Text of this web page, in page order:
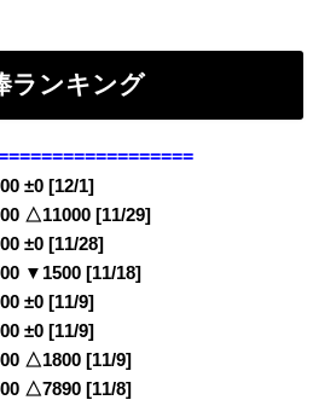
ランキング
±0 [12/1]
△11000 [11/29]
±0 [11/28]
▼1500 [11/18]
±0 [11/9]
±0 [11/9]
△1800 [11/9]
△7890 [11/8]